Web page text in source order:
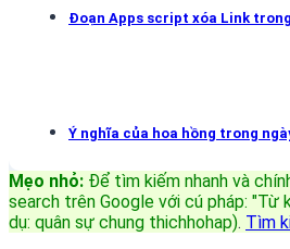
Đoạn Apps script xóa Link
Ý nghĩa của hoa hồng trong
Mẹo nhỏ: Để tìm kiếm nhanh và
search trên Google với cú pháp: "Từ
dụ: quân sự chung thichhohap). Tìm